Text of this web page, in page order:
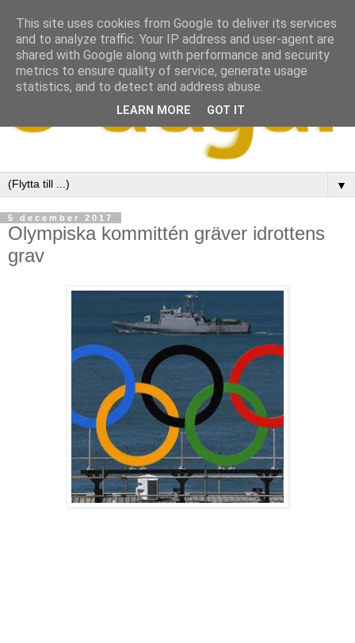
▼
5 december 2017
Olympiska kommittén gräver idrottens
grav
This site uses cookies from Google to deliver its services
and to analyze traffic. Your IP address and user-agent are
shared with Google along with performance and security
metrics to ensure quality of service, generate usage
statistics, and to detect and address abuse.
LEARN MORE GOT IT